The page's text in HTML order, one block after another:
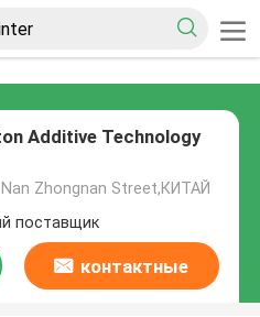
Additive Technology
Nan Zhongnan Street,КИТАЙ
поставщик
контактные